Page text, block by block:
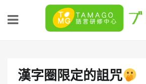
漢字圈限定的詛咒